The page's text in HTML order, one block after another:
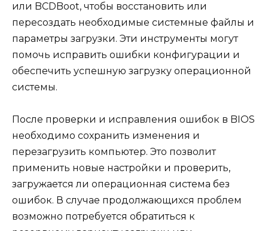
или BCDBoot, чтобы восстановить или
пересоздать необходимые системные файлы и
параметры загрузки. Эти инструменты могут
помочь исправить ошибки конфигурации и
обеспечить успешную загрузку операционной
системы.
После проверки и исправления ошибок в BIOS
необходимо сохранить изменения и
перезагрузить компьютер. Это позволит
применить новые настройки и проверить,
загружается ли операционная система без
ошибок. В случае продолжающихся проблем
возможно потребуется обратиться к